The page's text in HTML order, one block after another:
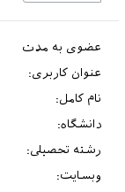
عضوی به مدت
عنوان کاربری:
نام کامل:
دانشگاه:
رشته تحصیلی:
وبسایت: